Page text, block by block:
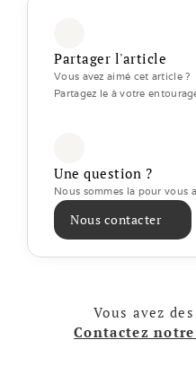
Partager l'article
Vous avez aimé cet article ?
Partagez le à votre
Une question ?
Nous sommes la pour vous
Nous contacter
Vous avez
Contactez notre